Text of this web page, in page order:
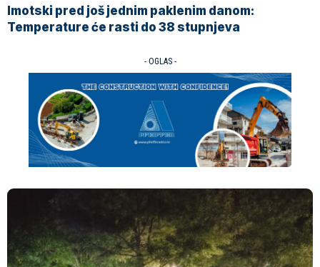
Imotski pred još jednim paklenim danom:
Temperature će rasti do 38 stupnjeva
- OGLAS -